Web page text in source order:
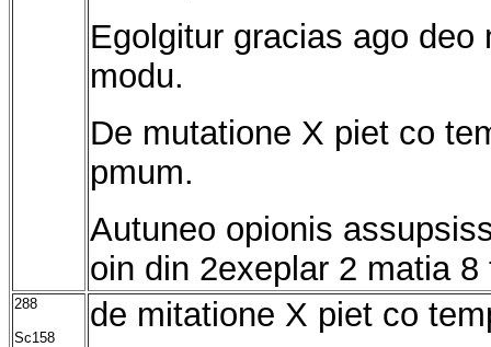
Egolgitur gracias ago
modu.
De mutatione X piet co
pmum.
Autuneo opionis
oin din 2exeplar 2 matia
288
Sc158
de mitatione X piet co